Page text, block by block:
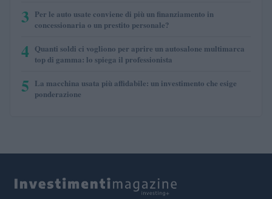
3 Per le auto usate conviene di più un finanziamento in
concessionaria o un prestito personale?
4 Quanti soldi ci vogliono per aprire un autosalone multimarca
top di gamma: lo spiega il professionista
5 La macchina usata più affidabile: un investimento che esige
ponderazione